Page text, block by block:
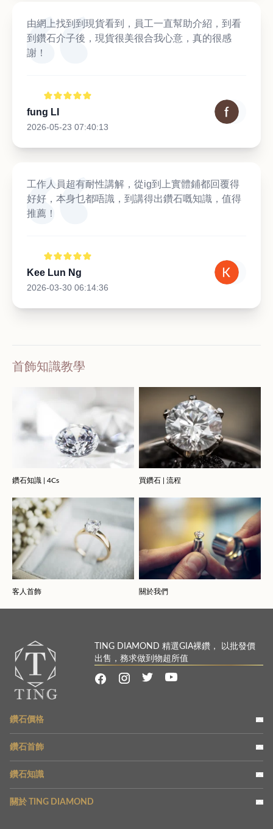
由網上找到到現貨看到，員工一直幫助介紹，到看
到鑽石介子後，現貨很美很合我心意，真的很感
謝！
fung LI
2026-05-23 07:40:13
工作人員超有耐性講解，從ig到上實體鋪都回覆得
好好，本身乜都唔識，到講得出鑽石嘅知識，值得
推薦！
Kee Lun Ng
2026-03-30 06:14:36
首飾知識教學
鑽石知識 | 4Cs 買鑽石 | 流程
客人首飾 關於我們
TING DIAMOND 精選GIA裸鑽， 以批發價
出售，務求做到物超所值
鑽石價格
鑽石首飾
鑽石知識
關於 TING DIAMOND